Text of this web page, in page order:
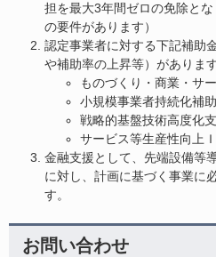
担を最大3年間ゼロの免除と
の要件があります）
認定事業者に対する下記補助
や補助率の上昇等）があります
ものづくり・商業・サ
小規模事業者持続化補
戦略的基盤技術高度化
サービス等生産性向上
金融支援として、先端設備等
に対し、計画に基づく事業に
す。
お問い合わせ